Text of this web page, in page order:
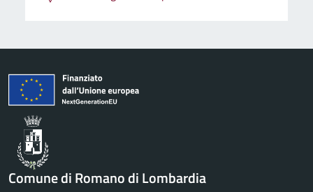
Comune di Romano di Lombardia